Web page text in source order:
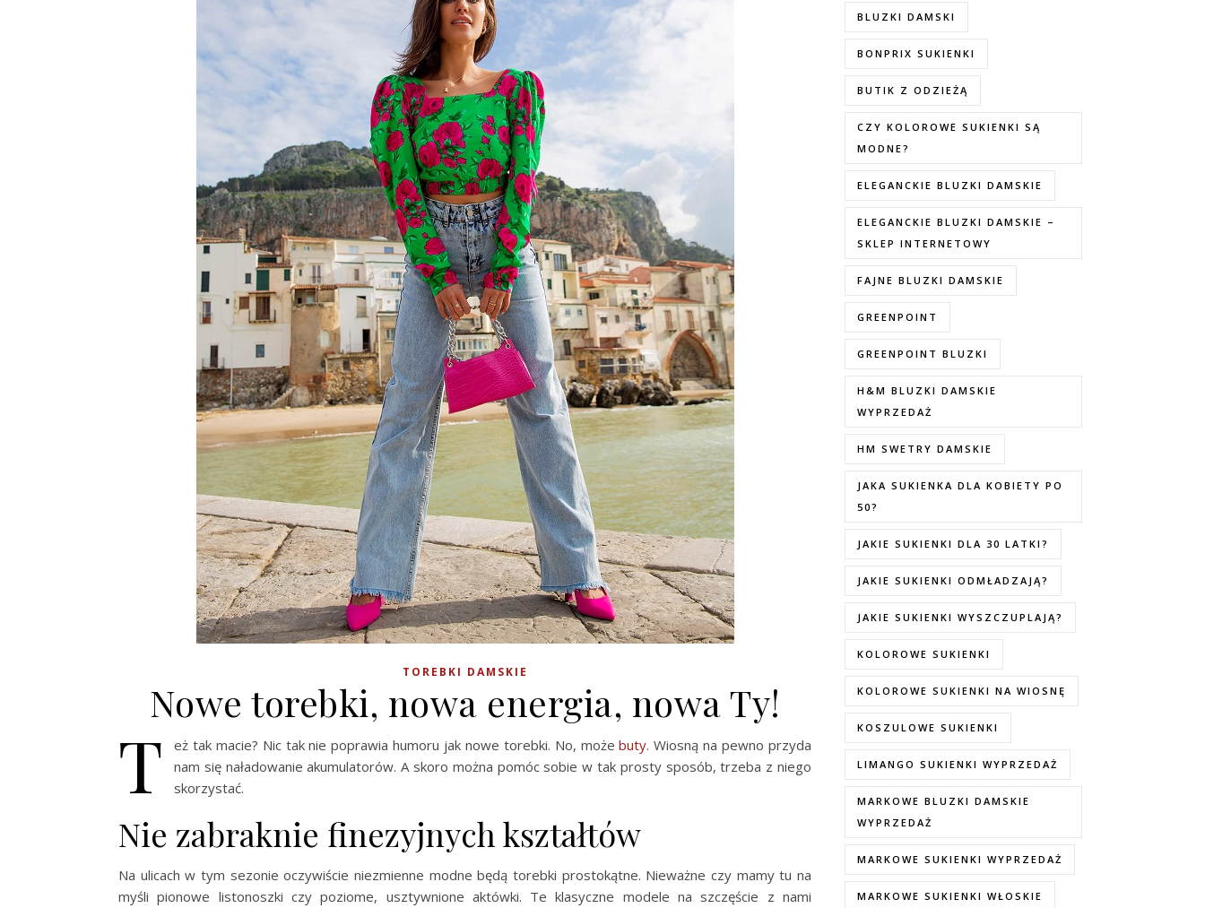
TOREBKI DAMSKIE
Nowe torebki, nowa energia, nowa Ty!
T eż tak macie? Nic tak nie poprawia humoru jak nowe torebki. No, możebuty. Wiosną na pewno przyda
nam się naładowanie akumulatorów. A skoro można pomóc sobie w tak prosty sposób, trzeba z niego
skorzystać.
Nie zabraknie finezyjnych kształtów
Na ulicach w tym sezonie oczywiście niezmienne modne będą torebki prostokątne. Nieważne czy mamy tu na
myśli pionowe listonoszki czy poziome, usztywnione aktówki. Te klasyczne modele na szczęście z nami
BLUZKI DAMSKI
BONPRIX SUKIENKI
BUTIK Z ODZIEŻĄ
CZY KOLOROWE SUKIENKI SĄ
MODNE?
ELEGANCKIE BLUZKI DAMSKIE
ELEGANCKIE BLUZKI DAMSKIE –
SKLEP INTERNETOWY
FAJNE BLUZKI DAMSKIE
GREENPOINT
GREENPOINT BLUZKI
H&M BLUZKI DAMSKIE
WYPRZEDAŻ
HM SWETRY DAMSKIE
JAKA SUKIENKA DLA KOBIETY PO
50?
JAKIE SUKIENKI DLA 30 LATKI?
JAKIE SUKIENKI ODMŁADZAJĄ?
JAKIE SUKIENKI WYSZCZUPLAJĄ?
KOLOROWE SUKIENKI
KOLOROWE SUKIENKI NA WIOSNĘ
KOSZULOWE SUKIENKI
LIMANGO SUKIENKI WYPRZEDAŻ
MARKOWE BLUZKI DAMSKIE
WYPRZEDAŻ
MARKOWE SUKIENKI WYPRZEDAŻ
MARKOWE SUKIENKI WŁOSKIE